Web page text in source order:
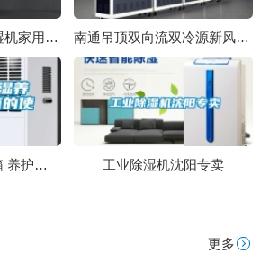
双12提前购美的除湿机家用地下室干衣净化吸湿器 CF12BD／N7-DN 南通吊顶双向流双冷源新风除湿机效果怎么样
标准恒温恒湿养护箱 养护箱的使用说明 工业除湿机沈阳专卖
更多